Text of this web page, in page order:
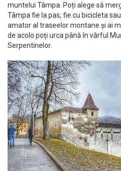
muntelui Tâmpa. Poți alege să
Tâmpa fie la pas, fie cu bicicleta
amator al traseelor montane și ai
de acolo poți urca până în vârful
Serpentinelor.